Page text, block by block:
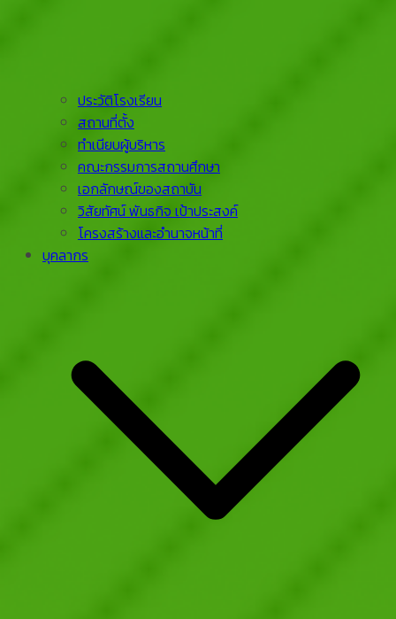
ประวัติโรงเรียน
สถานที่ตั้ง
ทำเนียบผู้บริหาร
คณะกรรมการสถานศึกษา
เอกลักษณ์ของสถาบัน
วิสัยทัศน์ พันธกิจ เป้าประสงค์
โครงสร้างและอำนาจหน้าที่
บุคลากร